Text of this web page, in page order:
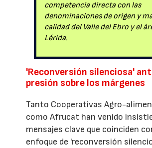
competencia directa con las
denominaciones de origen y
calidad del Valle del Ebro y el
Lérida.
'Reconversión silenciosa'
presión sobre los márgenes
Tanto Cooperativas Agro-
como Afrucat han venido
mensajes clave que coinciden
enfoque de 'reconversión